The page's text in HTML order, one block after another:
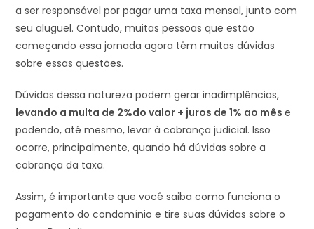
a ser responsável por pagar uma taxa mensal, junto com
seu aluguel. Contudo, muitas pessoas que estão
começando essa jornada agora têm muitas dúvidas
sobre essas questões.
Dúvidas dessa natureza podem gerar inadimplências,
levando a multa de 2%do valor + juros de 1% ao mêse
podendo, até mesmo, levar à cobrança judicial. Isso
ocorre, principalmente, quando há dúvidas sobre a
cobrança da taxa.
Assim, é importante que você saiba como funciona o
pagamento do condomínio e tire suas dúvidas sobre o